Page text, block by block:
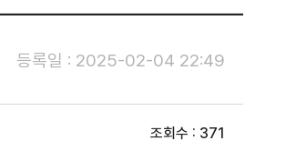
등록일 : 2025-02-04 22:49
조회수 : 371